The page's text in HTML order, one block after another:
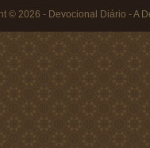
© 2026 - Devocional Diário - A